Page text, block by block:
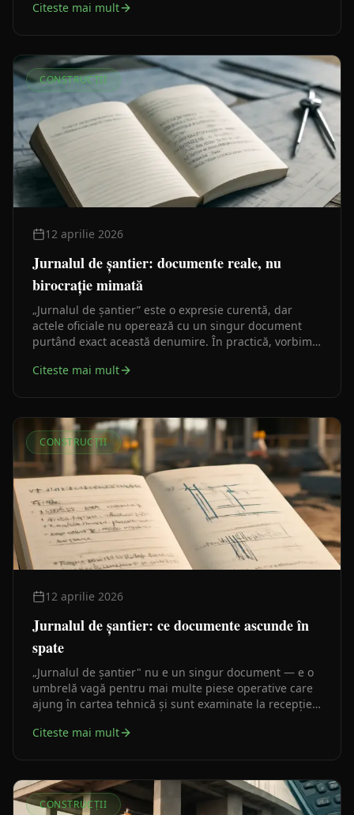
pentru completarea ei.
Citeste mai mult
CONSTRUCȚII
12 aprilie 2026
Jurnalul de șantier: documente reale, nu
birocrație mimată
„Jurnalul de șantier” este o expresie curentă, dar
actele oficiale nu operează cu un singur document
purtând exact această denumire. În practică, vorbim
controlul execuției și intră, în final, în cartea tehnică a
Citeste mai mult
CONSTRUCȚII
12 aprilie 2026
Jurnalul de șantier: ce documente ascunde în
spate
„Jurnalul de șantier" nu e un singur document — e o
umbrelă vagă pentru mai multe piese operative care
ajung în cartea tehnică și sunt examinate la recepție.
incomplet.
Citeste mai mult
CONSTRUCȚII